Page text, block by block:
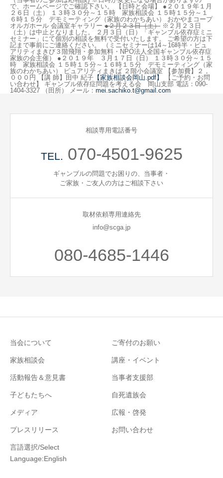
で、ホームページでご確認下さい。 【日時と会場】 ●２０１９年１月
２６日（土） １３時３０分～１５時 家族相談会 １５時１５分～１
６時１５分 デモミーティング（家族のわかちあい） おかやまコープ
オルガホール 会議室ギャラリー ●２月２３日（土） ※２月２３日
（土）は中止となりました。 ２月３日（日）「ギャンブル依存症ミニ
セミナー」にて個別の相談を無料で受付いたします。 ご希望の方は下
記まで事前にご連絡ください。 （ミニセミナーは14～16時半・ピュ
アリティまきび３階飛翔・参加無料・NPO法人全国ギャンブル依存症
家族の会主催） ●２０１９年 ３月１７日（日） １３時３０分～１５
時 家族相談会 １５時１５分～１６時１５分 デモミーティング（家
族のわかちあい） ピュアリティまきば ２階小会議室 【参加費】２，
０００円 【講 師】田中 紀子 ​【家族相談会岡山.pdf】
【ご予約・お問
い合わせ】 ギャンブル依存症問題を考える会 岡山支部 電話：090-
1404-3327 （田所） メール： mei.sachiko.t@gmail.com​
相談専用電話番号
TEL. 070-4501-9625
ギャンブルの問題でお困りの、当事者・
ご家族・ご友人の方はご相談下さい
取材依頼専用連絡先
info@scga.jp
080-4685-1446
当会について ご寄付のお願い
家族相談会 講座・イベント
活動報告＆意見書 当事者支援部
子どもたちへ 自死遺族会
メディア 広報・啓発
プレスリリース お問い合わせ
言語選択/Select
Language:English